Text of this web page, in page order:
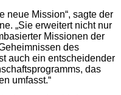
neue Mission“, sagte der
„Sie erweitert nicht nur
Missionen der
des
auch ein entscheidender
das
umfasst.“